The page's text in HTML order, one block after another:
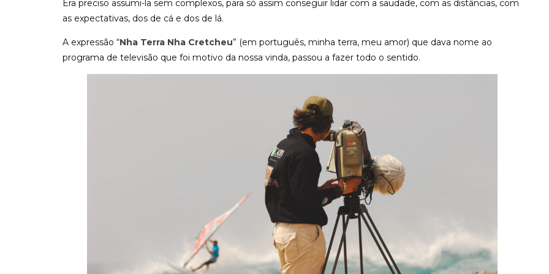
Era preciso assumi-la sem complexos, para só assim conseguir lidar com a saudade, com as distâncias, com
as expectativas, dos de cá e dos de lá.
A expressão “Nha Terra Nha Cretcheu” (em português, minha terra, meu amor) que dava nome ao
programa de televisão que foi motivo da nossa vinda, passou a fazer todo o sentido.